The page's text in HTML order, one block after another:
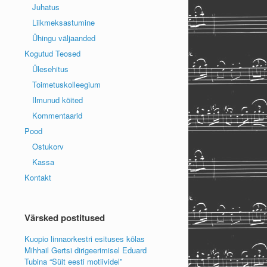
Juhatus
Liikmeksastumine
Ühingu väljaanded
Kogutud Teosed
Ülesehitus
Toimetuskolleegium
Ilmunud köited
Kommentaarid
Pood
Ostukorv
Kassa
Kontakt
Värsked postitused
Kuopio linnaorkestri esituses kõlas
Mihhail Gertsi dirigeerimisel Eduard
Tubina “Süit eesti motiividel”